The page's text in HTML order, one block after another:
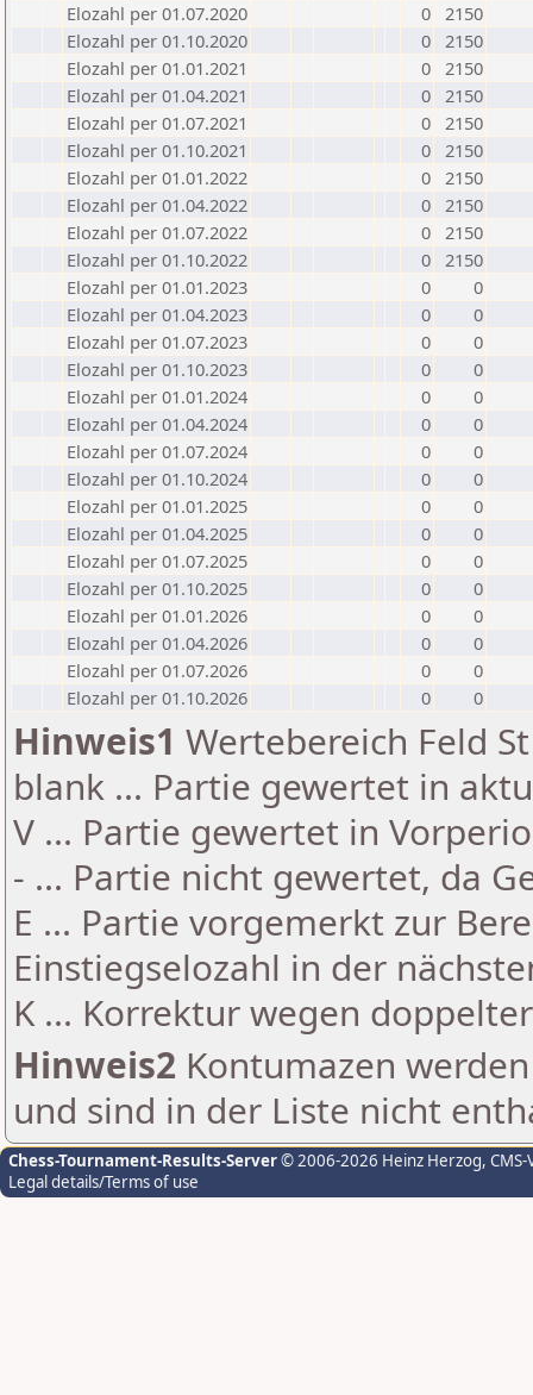
Elozahl per 01.07.2020
0 2150
Elozahl per 01.10.2020
0 2150
Elozahl per 01.01.2021
0 2150
Elozahl per 01.04.2021
0 2150
Elozahl per 01.07.2021
0 2150
Elozahl per 01.10.2021
0 2150
Elozahl per 01.01.2022
0 2150
Elozahl per 01.04.2022
0 2150
Elozahl per 01.07.2022
0 2150
Elozahl per 01.10.2022
0 2150
Elozahl per 01.01.2023
0
0
Elozahl per 01.04.2023
0
0
Elozahl per 01.07.2023
0
0
Elozahl per 01.10.2023
0
0
Elozahl per 01.01.2024
0
0
Elozahl per 01.04.2024
0
0
Elozahl per 01.07.2024
0
0
Elozahl per 01.10.2024
0
0
Elozahl per 01.01.2025
0
0
Elozahl per 01.04.2025
0
0
Elozahl per 01.07.2025
0
0
Elozahl per 01.10.2025
0
0
Elozahl per 01.01.2026
0
0
Elozahl per 01.04.2026
0
0
Elozahl per 01.07.2026
0
0
Elozahl per 01.10.2026
0 0
Hinweis1 Wertebereich Feld
blank ... Partie gewertet in
V ... Partie gewertet in
- ... Partie nicht gewertet, da
E ... Partie vorgemerkt zur
Einstiegselozahl in der
K ... Korrektur wegen
Hinweis2 Kontumazen
und sind in der Liste nicht
Chess-Tournament-Results-Server© 2006-2026 Heinz Herzog,
Legal details/Terms of use